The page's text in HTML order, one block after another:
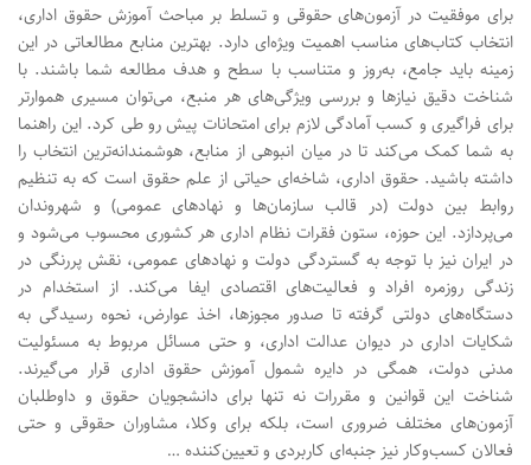
برای موفقیت در آزمون‌های حقوقی و تسلط بر مباحث آموزش حقوق اداری،
انتخاب کتاب‌های مناسب اهمیت ویژه‌ای دارد. بهترین منابع مطالعاتی در این
زمینه باید جامع، به‌روز و متناسب با سطح و هدف مطالعه شما باشند. با
شناخت دقیق نیازها و بررسی ویژگی‌های هر منبع، می‌توان مسیری هموارتر
برای فراگیری و کسب آمادگی لازم برای امتحانات پیش رو طی کرد. این راهنما
به شما کمک می‌کند تا در میان انبوهی از منابع، هوشمندانه‌ترین انتخاب را
داشته باشید. حقوق اداری، شاخه‌ای حیاتی از علم حقوق است که به تنظیم
روابط بین دولت (در قالب سازمان‌ها و نهادهای عمومی) و شهروندان
می‌پردازد. این حوزه، ستون فقرات نظام اداری هر کشوری محسوب می‌شود و
در ایران نیز با توجه به گستردگی دولت و نهادهای عمومی، نقش پررنگی در
زندگی روزمره افراد و فعالیت‌های اقتصادی ایفا می‌کند. از استخدام در
دستگاه‌های دولتی گرفته تا صدور مجوزها، اخذ عوارض، نحوه رسیدگی به
شکایات اداری در دیوان عدالت اداری، و حتی مسائل مربوط به مسئولیت
مدنی دولت، همگی در دایره شمول آموزش حقوق اداری قرار می‌گیرند.
شناخت این قوانین و مقررات نه تنها برای دانشجویان حقوق و داوطلبان
آزمون‌های مختلف ضروری است، بلکه برای وکلا، مشاوران حقوقی و حتی
فعالان کسب‌وکار نیز جنبه‌ای کاربردی و تعیین‌کننده …